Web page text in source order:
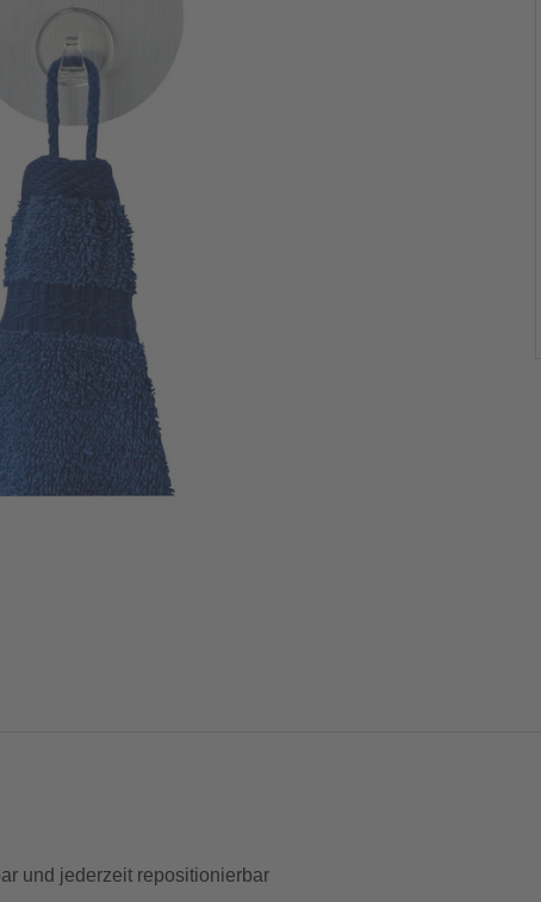
und jederzeit repositionierbar